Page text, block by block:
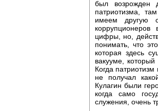
был возрожден
патриотизма,
имеем другую
цифры, но,
понимать, что
которая здесь
вакууме,
Когда
не получал
Кулагин были
когда само
служения, очень